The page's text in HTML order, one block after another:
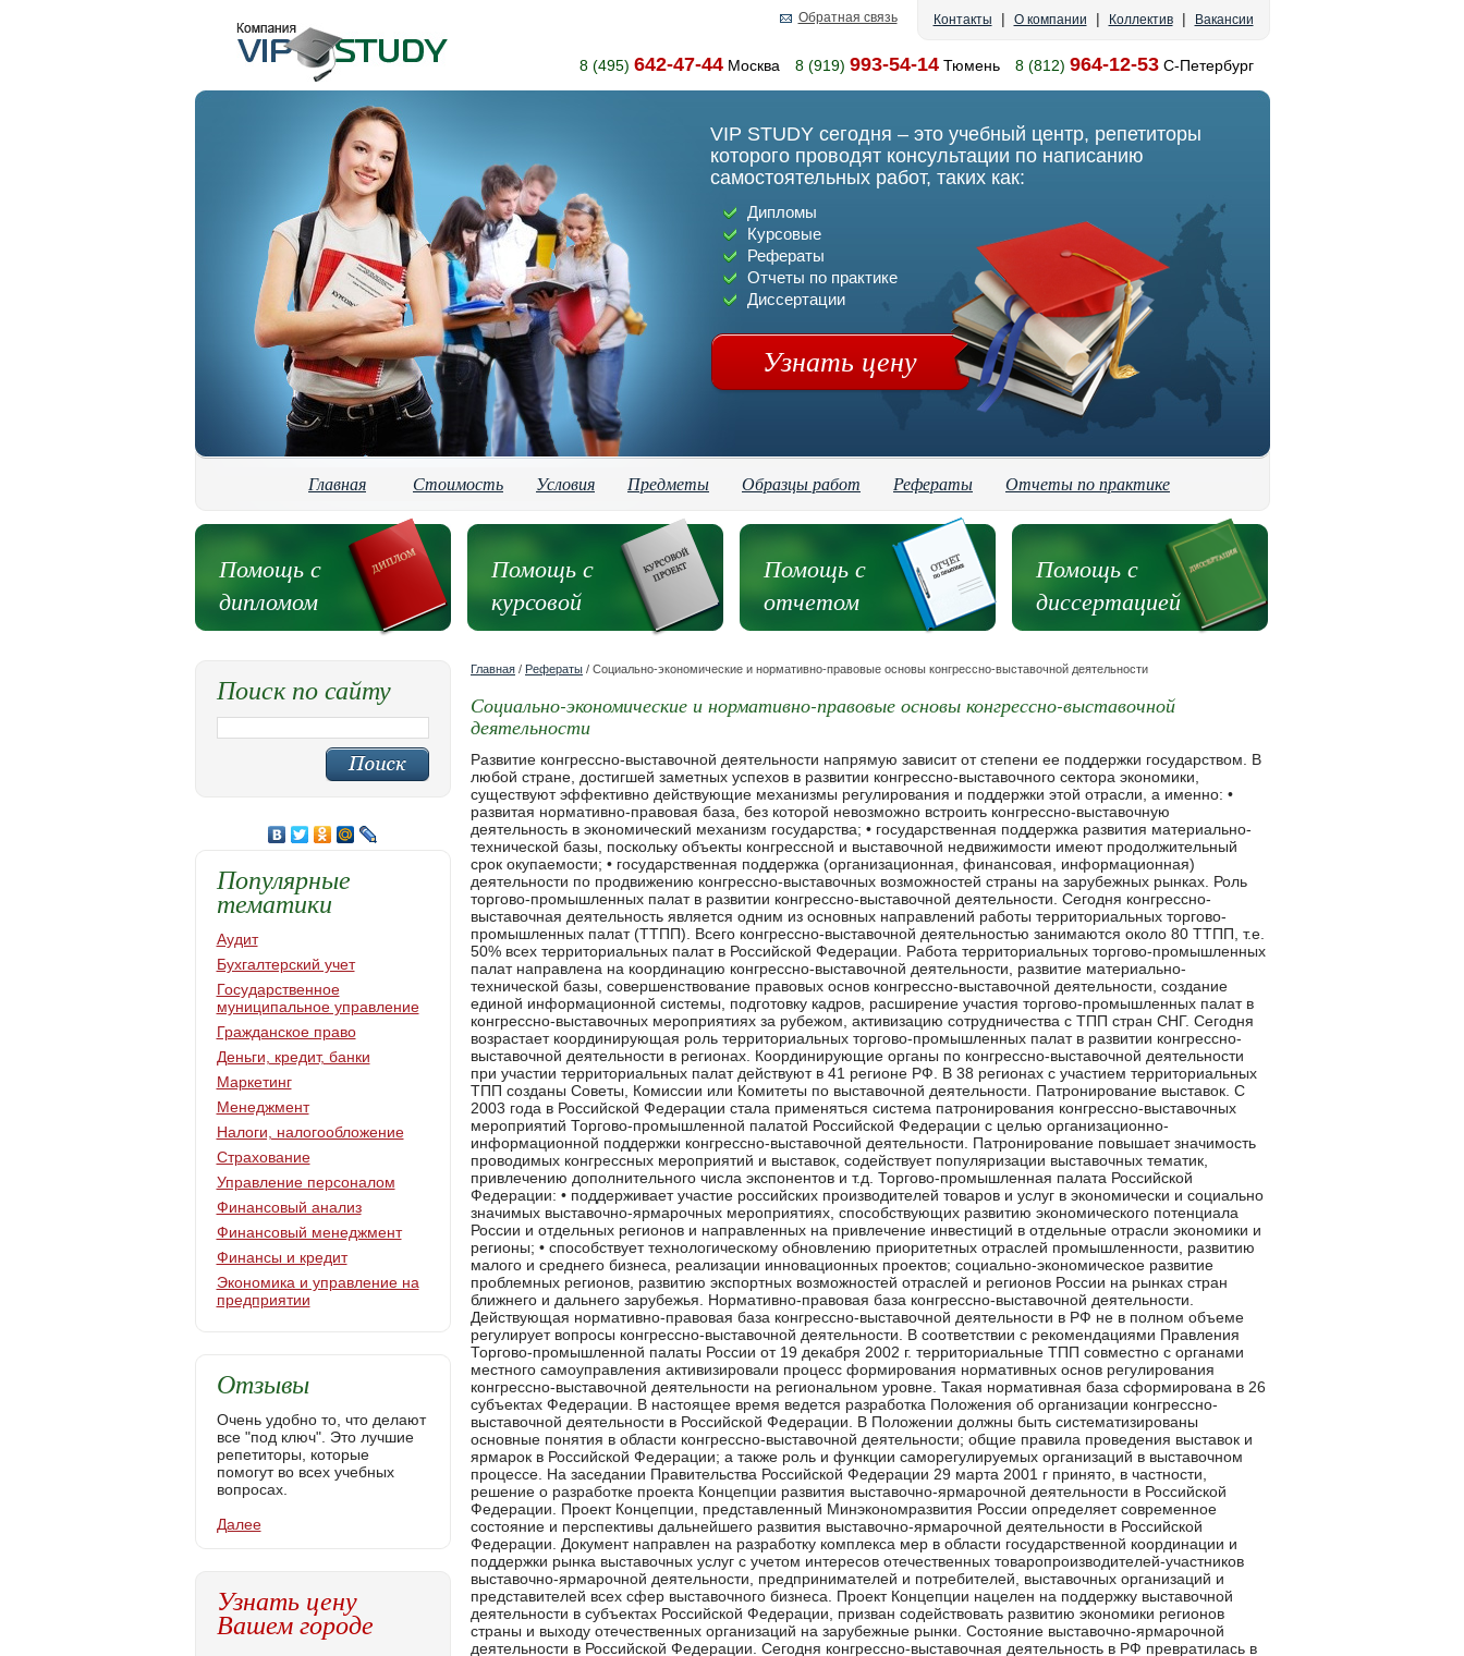
Контакты | О компании | Коллектив| Вакансии
Обратная связь
8 (495) 642-47-44Москва 8 (919) 993-54-14Тюмень 8 (812) 964-12-53С-Петербург
VIP STUDY сегодня – это учебный центр, репетиторы
которого проводят консультации по написанию
самостоятельных работ, таких как:
Дипломы
Курсовые
Рефераты
Отчеты по практике
Диссертации
Узнать цену
Главная Стоимость Условия Предметы Образцы работ Рефераты Отчеты по практике
Помощь с
дипломом
Помощь с
курсовой
Помощь с
отчетом
Помощь с
диссертацией
Главная / Рефераты / Социально-экономические и нормативно-правовые основы конгрессно-выставочной деятельности
Социально-экономические и нормативно-правовые основы конгрессно-выставочной
деятельности
Развитие конгрессно-выставочной деятельности напрямую зависит от степени ее поддержки государством. В любой стране, достигшей заметных успехов в развитии конгрессно-выставочного сектора экономики, существуют эффективно действующие механизмы регулирования и поддержки этой отрасли, а именно: • развитая нормативно-правовая база, без которой невозможно встроить конгрессно-выставочную деятельность в экономический механизм государства; • государственная поддержка развития материально-технической базы, поскольку объекты конгрессной и выставочной недвижимости имеют продолжительный срок окупаемости; • государственная поддержка (организационная, финансовая, информационная) деятельности по продвижению конгрессно-выставочных возможностей страны на зарубежных рынках. Роль торгово-промышленных палат в развитии конгрессно-выставочной деятельности. Сегодня конгрессно-выставочная деятельность является одним из основных направлений работы территориальных торгово-промышленных палат (ТТПП). Всего конгрессно-выставочной деятельностью занимаются около 80 ТТПП, т.е. 50% всех территориальных палат в Российской Федерации. Работа территориальных торгово-промышленных палат направлена на координацию конгрессно-выставочной деятельности, развитие материально-технической базы, совершенствование правовых основ конгрессно-выставочной деятельности, создание единой информационной системы, подготовку кадров, расширение участия торгово-промышленных палат в конгрессно-выставочных мероприятиях за рубежом, активизацию сотрудничества с ТПП стран СНГ. Сегодня возрастает координирующая роль территориальных торгово-промышленных палат в развитии конгрессно-выставочной деятельности в регионах. Координирующие органы по конгрессно-выставочной деятельности при участии территориальных палат действуют в 41 регионе РФ. В 38 регионах с участием территориальных ТПП созданы Советы, Комиссии или Комитеты по выставочной деятельности. Патронирование выставок. С 2003 года в Российской Федерации стала применяться система патронирования конгрессно-выставочных мероприятий Торгово-промышленной палатой Российской Федерации с целью организационно-информационной поддержки конгрессно-выставочной деятельности. Патронирование повышает значимость проводимых конгрессных мероприятий и выставок, содействует популяризации выставочных тематик, привлечению дополнительного числа экспонентов и т.д. Торгово-промышленная палата Российской Федерации: • поддерживает участие российских производителей товаров и услуг в экономически и социально значимых выставочно-ярмарочных мероприятиях, способствующих развитию экономического потенциала России и отдельных регионов и направленных на привлечение инвестиций в отдельные отрасли экономики и регионы; • способствует технологическому обновлению приоритетных отраслей промышленности, развитию малого и среднего бизнеса, реализации инновационных проектов; социально-экономическое развитие проблемных регионов, развитию экспортных возможностей отраслей и регионов России на рынках стран ближнего и дальнего зарубежья. Нормативно-правовая база конгрессно-выставочной деятельности. Действующая нормативно-правовая база конгрессно-выставочной деятельности в РФ не в полном объеме регулирует вопросы конгрессно-выставочной деятельности. В соответствии с рекомендациями Правления Торгово-промышленной палаты России от 19 декабря 2002 г. территориальные ТПП совместно с органами местного самоуправления активизировали процесс формирования нормативных основ регулирования конгрессно-выставочной деятельности на региональном уровне. Такая нормативная база сформирована в 26 субъектах Федерации. В настоящее время ведется разработка Положения об организации конгрессно-выставочной деятельности в Российской Федерации. В Положении должны быть систематизированы основные понятия в области конгрессно-выставочной деятельности; общие правила проведения выставок и ярмарок в Российской Федерации; а также роль и функции саморегулируемых организаций в выставочном процессе. На заседании Правительства Российской Федерации 29 марта 2001 г принято, в частности, решение о разработке проекта Концепции развития выставочно-ярмарочной деятельности в Российской Федерации. Проект Концепции, представленный Минэкономразвития России определяет современное состояние и перспективы дальнейшего развития выставочно-ярмарочной деятельности в Российской Федерации. Документ направлен на разработку комплекса мер в области государственной координации и поддержки рынка выставочных услуг с учетом интересов отечественных товаропроизводителей-участников выставочно-ярмарочной деятельности, предпринимателей и потребителей, выставочных организаций и представителей всех сфер выставочного бизнеса. Проект Концепции нацелен на поддержку выставочной деятельности в субъектах Российской Федерации, призван содействовать развитию экономики регионов страны и выходу отечественных организаций на зарубежные рынки. Состояние выставочно-ярмарочной деятельности в Российской Федерации. Сегодня конгрессно-выставочная деятельность в РФ превратилась в заметный сегмент рынка. В стране создана выставочная индустрия, тесно связанная с рядом отраслей промышленности, имеющая собственную инфраструктуру, материально-техническую базу, специализированные кадры. Сегодня конгрессы, выставки и ярмарки в России обеспечивают мобильность рынка, создают необходимое информационное поле, формируют значительные финансовые потоки, а также приносят дополнительный доход в бюджеты всех уровней. Выставки являются связующим звеном между внутренними и международными рынками и способствуют привлечению иностранных инвестиций для реализации инвестиционных проектов российских организаций. Важным аспектом выставочно-ярмарочной деятельности является ее социально-экономическая направленность, выражающаяся в создании новых рабочих мест. Количество занятых непосредственно в выставочных организациях составляет примерно 20 тыс. человек, а с учетом вторичной занятости (в инфраструктуре выставок и конгрессов на срок их проведения) достигает 150 тыс. человек. Позитивную роль в развитии конгрессно-выставочная деятельности в России играют: • восстановление и развитие межрегиональных и кооперационных связей; • увеличение объема инвестиций в российскую экономику; • рост числа выставочных организаций и, как следствие, образование конкурентной среды, стимулирующей повышение уровня выставочного сервиса и современной конгрессной выставочной инфраструктуры; • повышение внимания федеральных органов исполнительной власти и органов исполнительной власти субъектов Федерации к проблемам конгрессно-выставочной деятельности. Направления совершенствования нормативной правовой базы в области конгрессно-выставочной деятельности. На настоящем этапе одной из главных задач в области регулирования конгрессно-выставочной деятельности является разработка единого основополагающего нормативного правового акта, регулирующего конгрессно-выставочную деятельность, а также, определение конкретного нормативного содержания данного акта. Анализ существующей в Российской Федерации ситуации в области регулирования отношений, связанных с организацией и проведением конгрессно-выставочных мероприятий, позволяет выделить следующие направления, по которым в целях обеспечения надлежащего регулирования следовало бы разработать соответствующие нормативные правовые акты: • об упорядочении деятельности в области организации и проведения конгрессов, выставок и ярмарок в Российской Федерации; • об общих правилах проведения конгрессов, выставок и ярмарок в Российской Федерации; • об упорядочении процедур присвоения конгрессно-выставочным мероприятиям официального статуса; • составление календаря конгрессов и выставок, имеющих официальный статус, и выдача разрешений на проведение таких мероприятий; • финансовая поддержка выставочных мероприятий. Финансовая поддержка конгрессно-выставочной деятельности. Финансовая поддержка конгрессно-выставочных мероприятий осуществляется в пределах средств, предусматриваемых как в федеральном бюджете Российской Федерации, так и в бюджетах субъектов Федерации, а также за счет средств участников и спонсоров конгрессной и выставочно-ярмарочной деятельности. Финансовая поддержка развития материально-технической базы выставочной деятельности. По мнению Минэкономразвития России, с целью финансовой поддержки развития и совершенствования материально-технической базы выставочной деятельности необходимо рассмотреть вопрос о разработке программы развития материально-технической базы выставочно-ярмарочной деятельности. Указанная программа должна содержать данные о состоянии всех выставочных комплексов Российской Федерации, их характеристики, описание проводимых выставочных мероприятий, экономико-финансовые показатели, расчет прибыли и убытков за предшествующий год, общую оценку финансового состояния комплекса, потребность в финансировании текущей деятельности, бюджетной эффективности комплекса за предшествующий год, проект развития комплекса с экономико-финансовыми показателями, план ввода дополнительных мощностей, план-график инвестиций, оценку экономического эффекта от реформирования выставочной деятельности комплекса и перспективы развития комплекса. Основное внимание в указанной программе должно быть уделено вопросам привлечения инвестиций, в том числе, иностранных, для осуществления проектов, связанных с реконструкцией и модернизацией выставочных комплексов, а также обоснованию возможности выделения с этой целью финансовых средств из федерального и региональных бюджетов. Информационная поддержка конгрессно-выставочной деятельности. Основной задачей информационной поддержки является создание интегрированной информационной системы обеспечения конгрессно-выставочной деятельности в Российской Федерации, опирающейся на: • информационные ресурсы Торгово-промышленной палаты Российской Федерации и ее зарубежных представительств; • единые телекоммуникационные комплексы представительств Российской Федерации по торгово-экономическим вопросам в иностранных государствах; • инфо
Поиск по сайту
Популярные
тематики
Аудит
Бухгалтерский учет
Государственное
муниципальное управление
Гражданское право
Деньги, кредит, банки
Маркетинг
Менеджмент
Налоги, налогообложение
Страхование
Управление персоналом
Финансовый анализ
Финансовый менеджмент
Финансы и кредит
Экономика и управление на
предприятии
Отзывы
Очень удобно то, что делают
все "под ключ". Это лучшие
репетиторы, которые
помогут во всех учебных
вопросах.
Далее
Узнать цену
Вашем городе